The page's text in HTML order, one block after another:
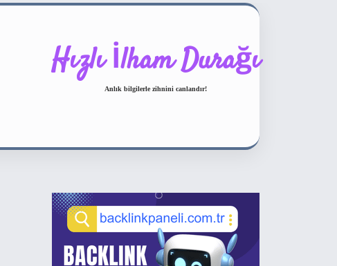
Hızlı İlham Durağı
Anlık bilgilerle zihnini canlandır!